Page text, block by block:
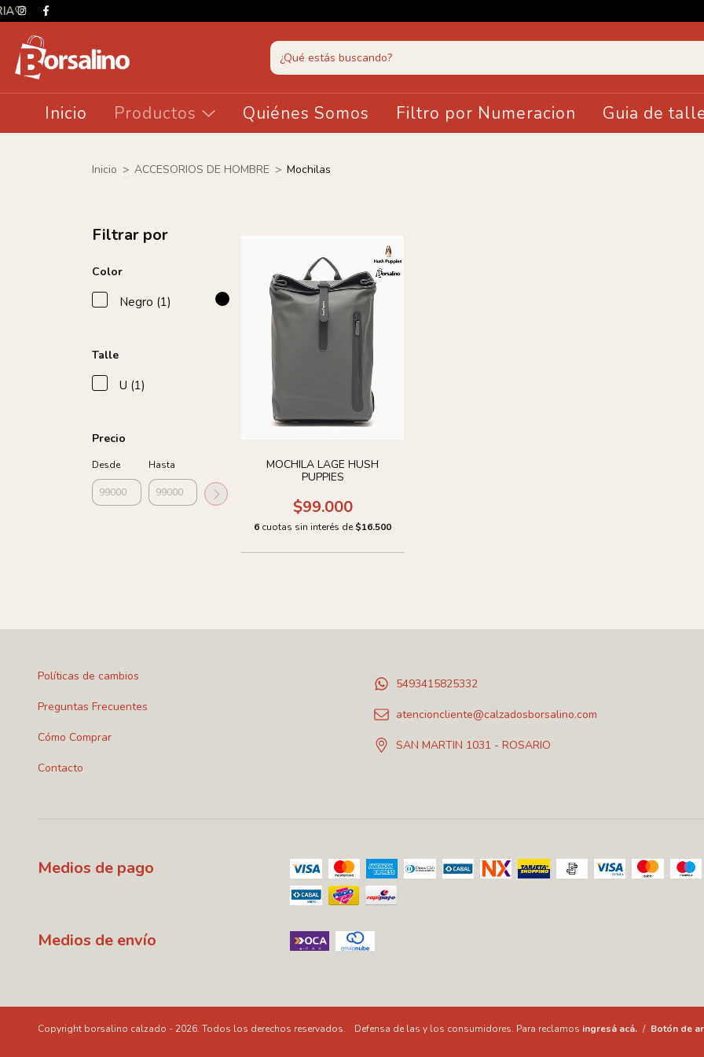
Inicio Productos Quiénes Somos Filtro por Numeracion Guia de
Inicio > ACCESORIOS DE HOMBRE > Mochilas
Filtrar por
Color
Negro (1)
Talle
U (1)
Precio
Desde Hasta
MOCHILA LAGE HUSH
PUPPIES
$99.000
6 cuotas sin interés de $16.500
Políticas de cambios
Preguntas Frecuentes
Cómo Comprar
Contacto
5493415825332
atencioncliente@calzadosborsalino.com
SAN MARTIN 1031 - ROSARIO
Medios de pago
Medios de envío
Copyright borsalino calzado - 2026. Todos los derechos reservados. Defensa de las y los consumidores. Para reclamos ingresá acá. / Botón de